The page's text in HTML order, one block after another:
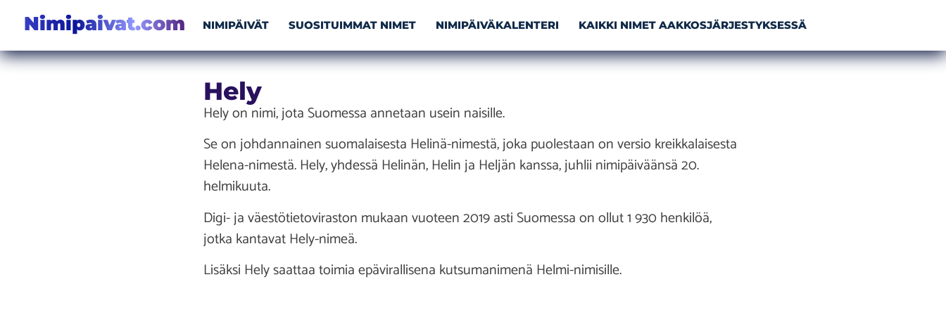
Nimipaivat.com NIMIPÄIVÄT SUOSITUIMMAT NIMET NIMIPÄIVÄKALENTERI KAIKKI NIMET AAKKOSJÄRJESTYKSESSÄ
Hely
Hely on nimi, jota Suomessa annetaan usein naisille.
Se on johdannainen suomalaisesta Helinä-nimestä, joka puolestaan on versio kreikkalaisesta
Helena-nimestä. Hely, yhdessä Helinän, Helin ja Heljän kanssa, juhlii nimipäiväänsä 20.
helmikuuta.
Digi- ja väestötietoviraston mukaan vuoteen 2019 asti Suomessa on ollut 1 930 henkilöä,
jotka kantavat Hely-nimeä.
Lisäksi Hely saattaa toimia epävirallisena kutsumanimenä Helmi-nimisille.